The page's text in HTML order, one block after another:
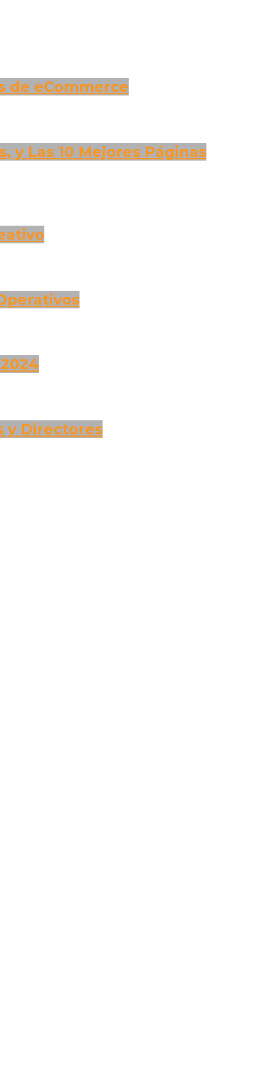
de eCommerce
y Las 10 Mejores Páginas
y Directores